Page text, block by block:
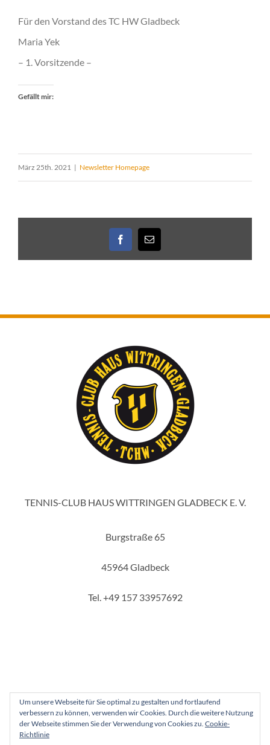
Für den Vorstand des TC HW Gladbeck
Maria Yek
– 1. Vorsitzende –
Gefällt mir:
März 25th. 2021 | Newsletter Homepage
Facebook
E-
Mail
TENNIS-CLUB HAUS WITTRINGEN GLADBECK E. V.
Burgstraße 65
45964 Gladbeck
Tel. +49 157 33957692
Copyright 2025 - Tennis-Club Haus Wittringen Gladbeck e. V.
Um unsere Webseite für Sie optimal zu gestalten und fortlaufend
verbessern zu können, verwenden wir Cookies. Durch die weitere Nutzung
der Webseite stimmen Sie der Verwendung von Cookies zu. Cookie-
Richtlinie